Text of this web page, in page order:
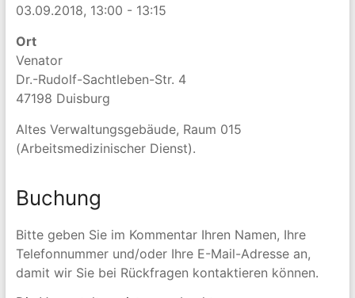
03.09.2018, 13:00 - 13:15
Ort
Venator
Dr.-Rudolf-Sachtleben-Str. 4
47198 Duisburg
Altes Verwaltungsgebäude, Raum 015
(Arbeitsmedizinischer Dienst).
Buchung
Bitte geben Sie im Kommentar Ihren Namen, Ihre
Telefonnummer und/oder Ihre E-Mail-Adresse an,
damit wir Sie bei Rückfragen kontaktieren können.